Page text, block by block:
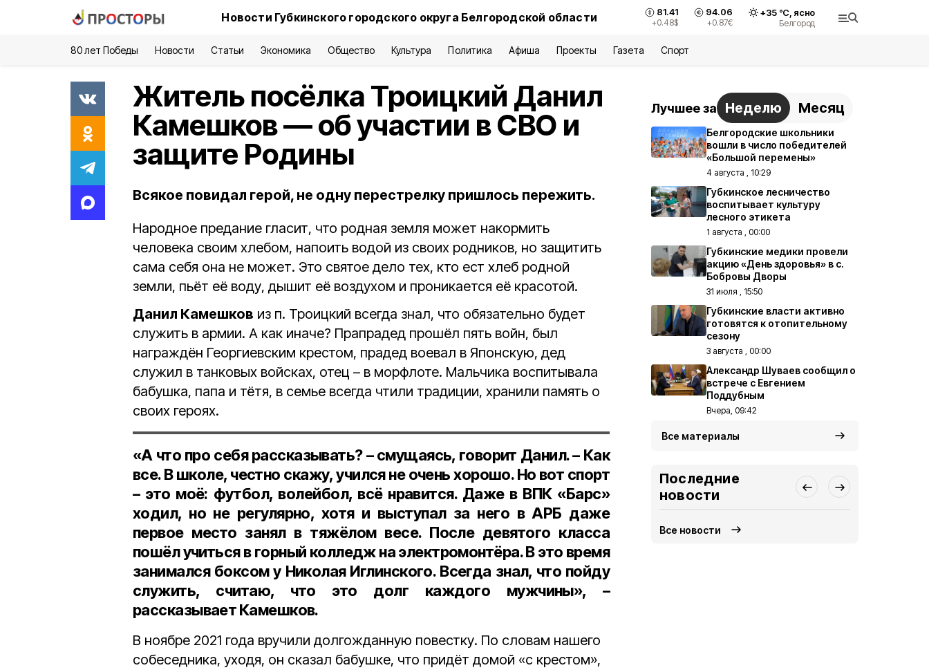
Новости Губкинского городского округа Белгородской области 81.41
+0.48$
94.06
+0.87€
+35°С, ясно
Белгород
80 лет Победы Новости Статьи Экономика Общество Культура Политика Афиша Проекты Газета Спорт
Житель посёлка Троицкий Данил
Камешков — об участии в СВО и
защите Родины
Всякое повидал герой, не одну перестрелку пришлось пережить.
Народное предание гласит, что родная земля может накормить
человека своим хлебом, напоить водой из своих родников, но защитить
сама себя она не может. Это святое дело тех, кто ест хлеб родной
земли, пьёт её воду, дышит её воздухом и проникается её красотой.
Данил Камешков из п. Троицкий всегда знал, что обязательно будет
служить в армии. А как иначе? Прапрадед прошёл пять войн, был
награждён Георгиевским крестом, прадед воевал в Японскую, дед
служил в танковых войсках, отец – в морфлоте. Мальчика воспитывала
бабушка, папа и тётя, в семье всегда чтили традиции, хранили память о
своих героях.
«А что про себя рассказывать? – смущаясь, говорит Данил. – Как
все. В школе, честно скажу, учился не очень хорошо. Но вот спорт
– это моё: футбол, волейбол, всё нравится. Даже в ВПК «Барс»
ходил, но не регулярно, хотя и выступал за него в АРБ даже
первое место занял в тяжёлом весе. После девятого класса
пошёл учиться в горный колледж на электромонтёра. В это время
занимался боксом у Николая Иглинского. Всегда знал, что пойду
служить, считаю, что это долг каждого мужчины», –
рассказывает Камешков.
В ноябре 2021 года вручили долгожданную повестку. По словам нашего
собеседника, уходя, он сказал бабушке, что придёт домой «с крестом»,
Лучшее за Неделю Месяц
Белгородские школьники
вошли в число победителей
«Большой перемены»
4 августа , 10:29
Губкинское лесничество
воспитывает культуру
лесного этикета
1 августа , 00:00
Губкинские медики провели
акцию «День здоровья» в с.
Бобровы Дворы
31 июля , 15:50
Губкинские власти активно
готовятся к отопительному
сезону
3 августа , 00:00
Александр Шуваев сообщил о
встрече с Евгением
Поддубным
Вчера, 09:42
Все материалы
Последние
новости
Все новости